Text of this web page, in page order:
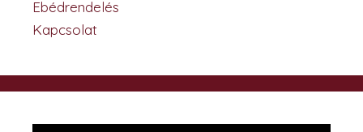
Ebédrendelés
Kapcsolat